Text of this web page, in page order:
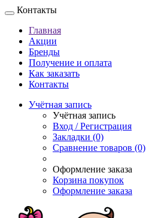
Контакты
Главная
Акции
Бренды
Получение и оплата
Как заказать
Контакты
Учётная запись
Учётная запись
Вход / Регистрация
Закладки (0)
Сравнение товаров (0)
Оформление заказа
Корзина покупок
Оформление заказа